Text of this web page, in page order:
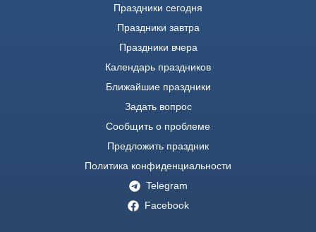
Праздники сегодня
Праздники завтра
Праздники вчера
Календарь праздников
Ближайшие праздники
Задать вопрос
Сообщить о проблеме
Предложить праздник
Политика конфиденциальности
Telegram
Facebook